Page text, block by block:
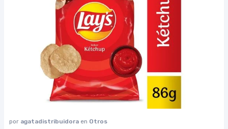
por agatadistribuidora en Otros